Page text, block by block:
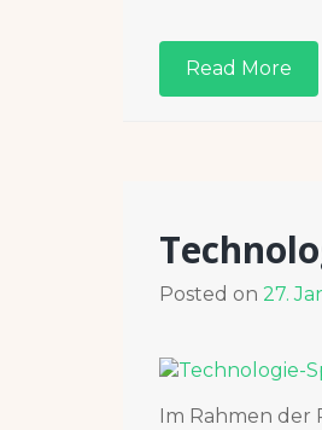
Read More
Posted on 27.
Im Rahmen der